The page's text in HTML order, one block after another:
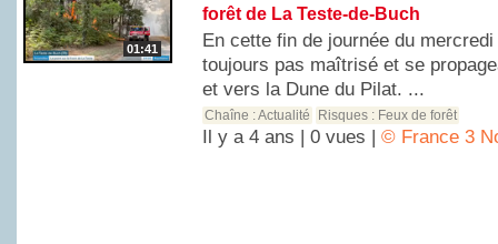
01:41
forêt de La Teste-de-Buch
En cette fin de journée du
toujours pas maîtrisé et se
et vers la Dune du Pilat. ...
Chaîne :Actualité Risques : Feux de forêt
Il y a 4 ans | 0 vues |© France 3